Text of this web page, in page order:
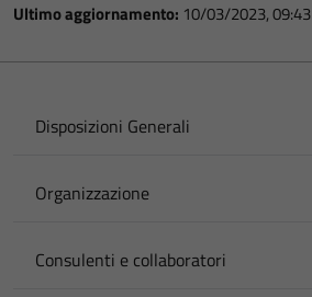
Ultimo aggiornamento: 10/03/2023, 09:43
Disposizioni Generali
Organizzazione
Consulenti e collaboratori